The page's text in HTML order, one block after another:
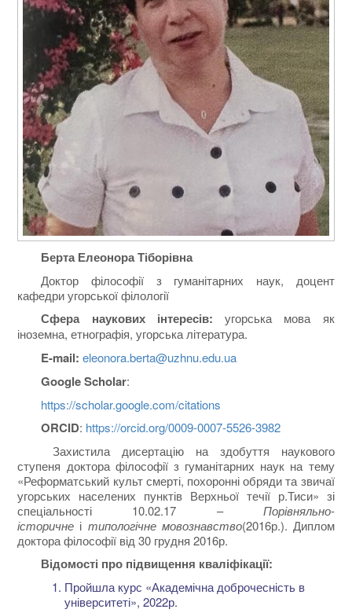
Берта Елеонора Тіборівна
Доктор філософії з гуманітарних наук, доцент
кафедри угорської філології
Сфера наукових інтересів: угорська мова як
іноземна, етнографія, угорська література.
E-mail:eleonora.berta@uzhnu.edu.ua
Google Scholar:
https://scholar.google.com/citations
ORCID: https://orcid.org/0009-0007-5526-3982
Захистила дисертацію на здобуття наукового
ступеня доктора філософії з гуманітарних наук на тему
«Реформатський культ смерті, похоронні обряди та звичаї
угорських населених пунктів Верхньої течії р.Тиси» зі
спеціальності 10.02.17 – Порівняльно-
історичне і типологічне мовознавство(2016р.). Диплом
доктора філософії від 30 грудня 2016р.
Відомості про підвищення кваліфікації:
Пройшла курс «Академічна доброчесність в
університеті», 2022р.